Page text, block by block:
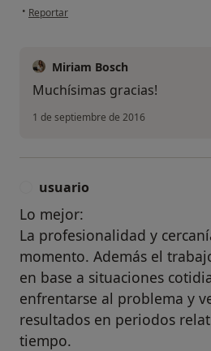
• en opinión del usuario paciente anónimo
Reportar
Miriam Bosch
Muchísimas gracias!
1 de septiembre de 2016
usuario
Lo mejor:
La profesionalidad y
momento. Además el
en base a situaciones
enfrentarse al problema y
resultados en periodos
tiempo.